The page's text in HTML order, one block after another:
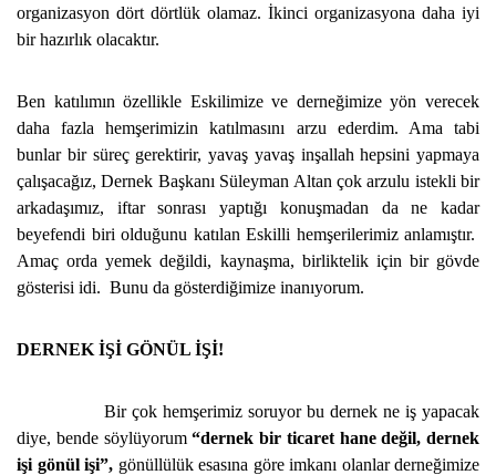
organizasyon dört dörtlük olamaz. İkinci organizasyona daha iyi
bir hazırlık olacaktır.
Ben katılımın özellikle Eskilimize ve derneğimize yön verecek
daha fazla hemşerimizin katılmasını arzu ederdim. Ama tabi
bunlar bir süreç gerektirir, yavaş yavaş inşallah hepsini yapmaya
çalışacağız, Dernek Başkanı Süleyman Altan çok arzulu istekli bir
arkadaşımız, iftar sonrası yaptığı konuşmadan da ne kadar
beyefendi biri olduğunu katılan Eskilli hemşerilerimiz anlamıştır.
Amaç orda yemek değildi, kaynaşma, birliktelik için bir gövde
gösterisi idi. Bunu da gösterdiğimize inanıyorum.
DERNEK İŞİ GÖNÜL İŞİ!
Bir çok hemşerimiz soruyor bu dernek ne iş yapacak
diye, bende söylüyorum“dernek bir ticaret hane değil, dernek
işi gönül işi”, gönüllülük esasına göre imkanı olanlar derneğimize